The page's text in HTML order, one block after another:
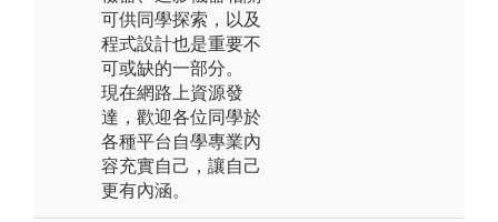
可供同學探索，以及
程式設計也是重要不
可或缺的一部分。
現在網路上資源發
達，歡迎各位同學於
各種平台自學專業內
容充實自己，讓自己
更有內涵。